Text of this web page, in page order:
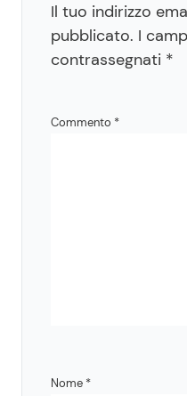
Il tuo indirizzo
pubblicato. I
contrassegnati *
Commento *
Nome *